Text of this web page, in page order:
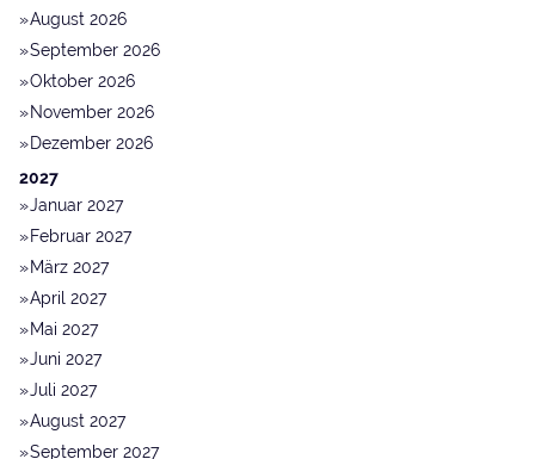
August 2026
September 2026
Oktober 2026
November 2026
Dezember 2026
2027
Januar 2027
Februar 2027
März 2027
April 2027
Mai 2027
Juni 2027
Juli 2027
August 2027
September 2027